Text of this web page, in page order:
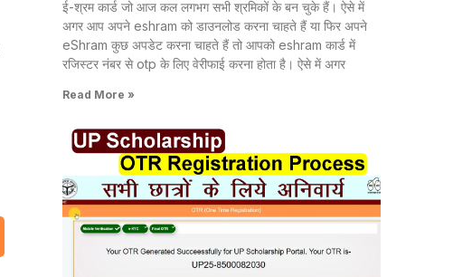
ई-श्रम कार्ड जो आज कल लगभग सभी श्रमिकों के बन चुके हैं। ऐसे में
अगर आप अपने eshram को डाउनलोड करना चाहते हैं या फिर अपने
eShram कुछ अपडेट करना चाहते हैं तो आपको eshram कार्ड में
रजिस्टर नंबर से otp के लिए वेरीफाई करना होता है। ऐसे में अगर
Read More »